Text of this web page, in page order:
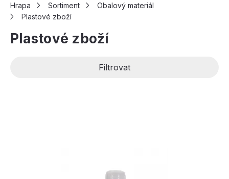
Hrapa Sortiment
Obalový materiál
Plastové zboží
Plastové zboží
Filtrovat